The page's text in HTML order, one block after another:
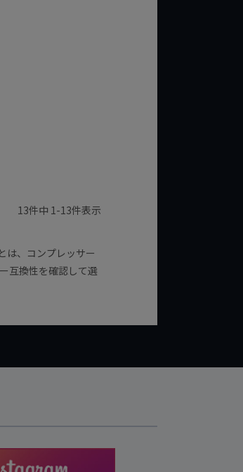
13件中 1-13件表示
は、コンプレッサー
互換性を確認して選